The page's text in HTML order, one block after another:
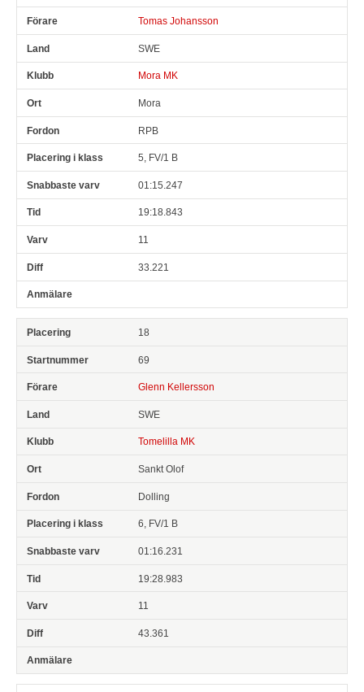
Tomas Johansson
SWE
Mora MK
Mora
RPB
5, FV/1 B
01:15.247
19:18.843
11
33.221
18
69
Glenn Kellersson
SWE
Tomelilla MK
Sankt Olof
Dolling
6, FV/1 B
01:16.231
19:28.983
11
43.361